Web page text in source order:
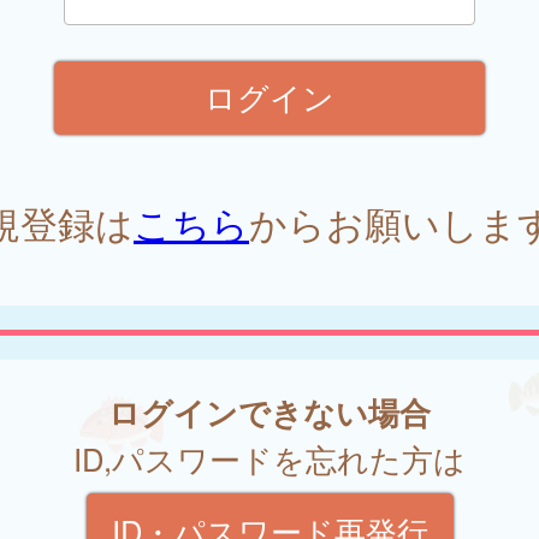
登録はこちらからお願いしま
ログインできない場合
ID,パスワードを忘れた方は